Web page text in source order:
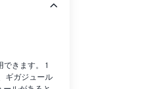
きます。 1
ギガジュール